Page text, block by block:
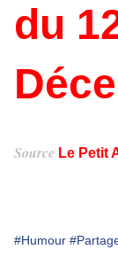
du
Source Le Petit
#Humour